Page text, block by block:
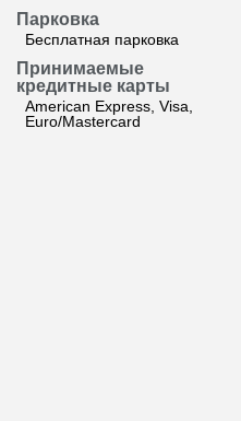
Парковка
Бесплатная парковка
Принимаемые
кредитные карты
American Express, Visa,
Euro/Mastercard